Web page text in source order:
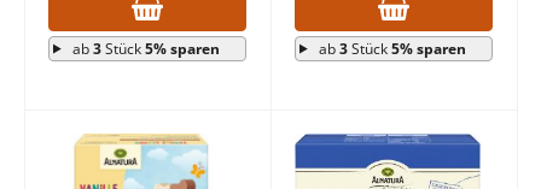
ab3Stück5% sparen ab3Stück5% sparen